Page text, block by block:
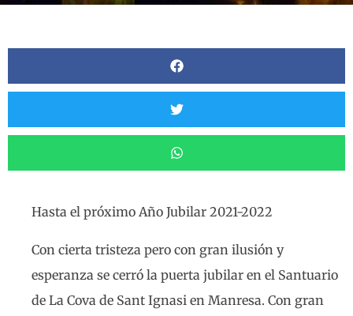
Hasta el próximo Año Jubilar 2021-2022
Con cierta tristeza pero con gran ilusión y
esperanza se cerró la puerta jubilar en el Santuario
de La Cova de Sant Ignasi en Manresa. Con gran